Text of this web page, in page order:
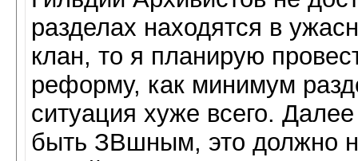
разделах находятся в
клан, то я планирую
реформу, как минимум
ситуация хуже всего.
быть ЗВшным, это должно